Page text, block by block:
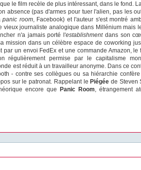
le film recèle de plus intéressant, dans le fond.
absence (pas d'armes pour tuer l'alien, pas les
panic room, Facebook) et l'auteur s'est montré
vieux journaliste analogique dans Millénium mais
n'a jamais porté l'establishmentdans son
mission dans un célèbre espace de coworking
par un envoi FedEx et une commande Amazon,
régulièrement permise par le capitalisme
est réduit à un travailleur anonyme. Dans ce
- contre ses collègues ou sa hiérarchie
sur le patronat. Rappelant le Piégée de Steven
encore que
Panic Room, étrangement